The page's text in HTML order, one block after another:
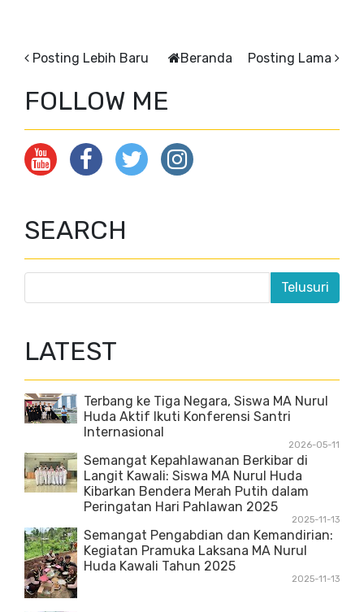
Posting Lebih Baru Posting Lama
Beranda
FOLLOW ME
SEARCH
LATEST
Terbang ke Tiga Negara, Siswa MA Nurul
Huda Aktif Ikuti Konferensi Santri
Internasional
2026-05-11
Semangat Kepahlawanan Berkibar di
Langit Kawali: Siswa MA Nurul Huda
Kibarkan Bendera Merah Putih dalam
Peringatan Hari Pahlawan 2025
2025-11-13
Semangat Pengabdian dan Kemandirian:
Kegiatan Pramuka Laksana MA Nurul
Huda Kawali Tahun 2025
2025-11-13